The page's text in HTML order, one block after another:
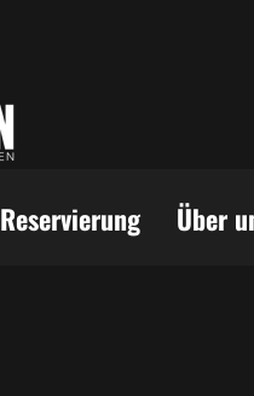
Reservierung Über